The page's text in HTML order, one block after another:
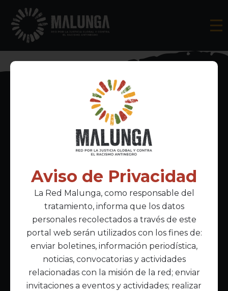
Inscríbete al boletín informativo
Acepto lapolítica de privacidad
Enlaces Principales
Inicio
Acerca de Malunga
Nuestra misión
Quiénes somos
Aviso de Privacidad
La Red Malunga, como responsable del
tratamiento, informa que los datos
personales recolectados a través de este
portal web serán utilizados con los fines de:
enviar boletines, información periodística,
noticias, convocatorias y actividades
relacionadas con la misión de la red; enviar
invitaciones a eventos y actividades; realizar